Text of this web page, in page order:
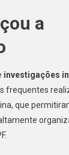
a
investigações
frequentes
que